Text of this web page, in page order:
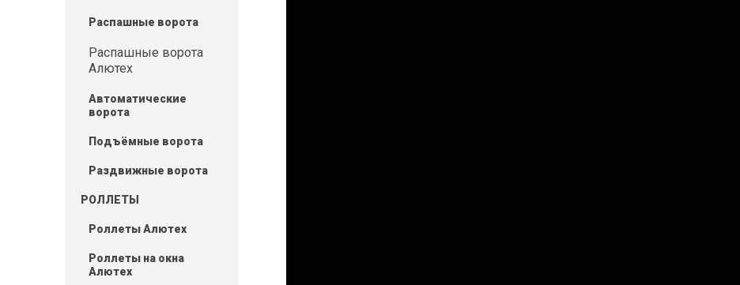
Распашные ворота
Распашные ворота
Алютех
Автоматические
ворота
Подъёмные ворота
Раздвижные ворота
РОЛЛЕТЫ
Роллеты Алютех
Роллеты на окна
Алютех